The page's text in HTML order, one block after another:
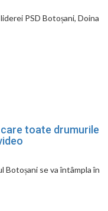
PSD Botoșani, Doina
toate drumurile
Botoșani se va întâmpla în